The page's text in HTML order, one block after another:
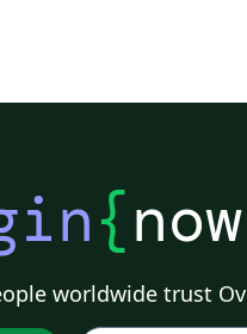
{now
worldwide trust